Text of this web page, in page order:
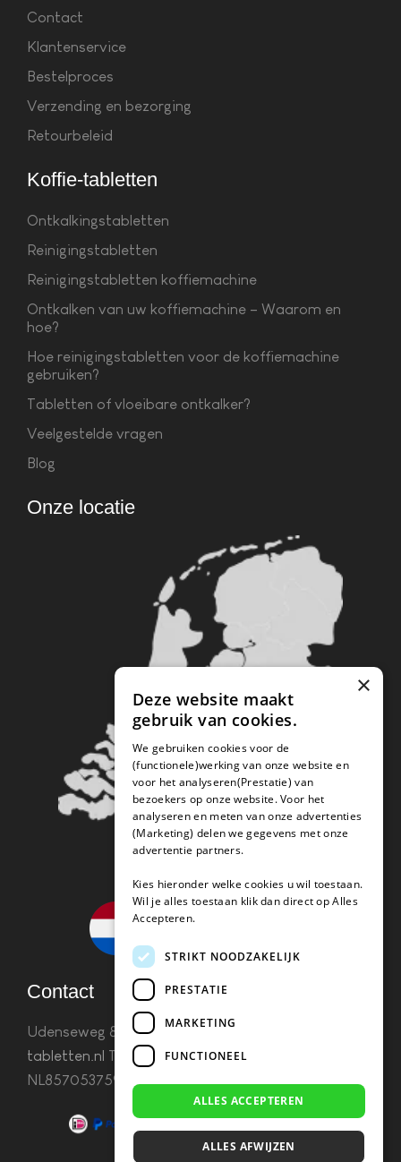
Contact
Klantenservice
Bestelproces
Verzending en bezorging
Retourbeleid
Koffie-tabletten
Ontkalkingstabletten
Reinigingstabletten
Reinigingstabletten koffiemachine
Ontkalken van uw koffiemachine – Waarom en
hoe?
Hoe reinigingstabletten voor de koffiemachine
gebruiken?
Tabletten of vloeibare ontkalker?
Veelgestelde vragen
Blog
Onze locatie
Contact
Udenseweg 8B 5405 PA Udeninfo(@)koffie-
tabletten.nl Tel. 085 782 5578KvK 67529623 Btw:
NL857053759B01
×
Deze website maakt
gebruik van cookies.
We gebruiken cookies voor de
(functionele)werking van onze website en
voor het analyseren(Prestatie) van
bezoekers op onze website. Voor het
analyseren en meten van onze advertenties
(Marketing) delen we gegevens met onze
advertentie partners.
Kies hieronder welke cookies u wil toestaan.
Wil je alles toestaan klik dan direct op Alles
Accepteren.
STRIKT NOODZAKELIJK
PRESTATIE
MARKETING
FUNCTIONEEL
ALLES ACCEPTEREN
ALLES AFWIJZEN